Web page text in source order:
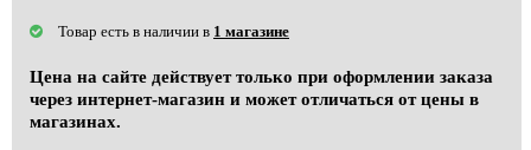
Товар есть в наличии в 1 магазине
Цена на сайте действует только при оформлении заказа
через интернет-магазин и может отличаться от цены в
магазинах.